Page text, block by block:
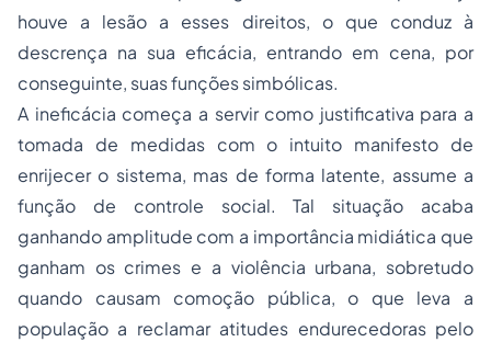
houve a lesão a esses direitos, o que conduz à
descrença na sua eficácia, entrando em cena, por
conseguinte, suas funções simbólicas.
A ineficácia começa a servir como justificativa para a
tomada de medidas com o intuito manifesto de
enrijecer o sistema, mas de forma latente, assume a
função de controle social. Tal situação acaba
ganhando amplitude com a importância midiática que
ganham os crimes e a violência urbana, sobretudo
quando causam comoção pública, o que leva a
população a reclamar atitudes endurecedoras pelo